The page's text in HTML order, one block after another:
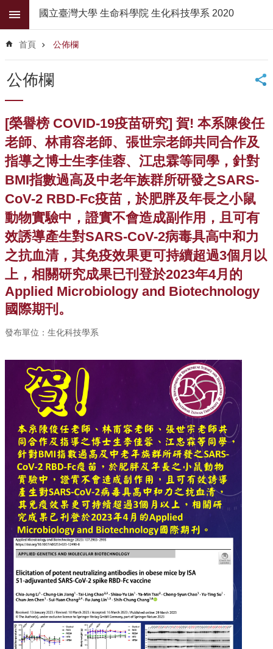
跳到主要內容區塊
階
尋
公
佈
欄
學
系
簡
介
系
所
師
資
高
中
生
專
區
大
部
系
友
會
態
常
用
資
源
下
載
心
捐
國立臺灣大學 生命科學院 生化科技學系 2020
首頁 公佈欄
公佈欄
[榮譽榜 COVID-19疫苗研究] 賀! 本系陳俊任
老師、林甫容老師、張世宗老師共同合作及
指導之博士生李佳蓉、江忠霖等同學，針對
BMI指數過高及中老年族群所研發之SARS-
CoV-2 RBD-Fc疫苗，於肥胖及年長之小鼠
動物實驗中，證實不會造成副作用，且可有
效誘導產生對SARS-CoV-2病毒具高中和力
之抗血清，其免疫效果更可持續超過3個月以
上，相關研究成果已刊登於2023年4月的
Applied Microbiology and Biotechnology
國際期刊。
發布單位：生化科技學系